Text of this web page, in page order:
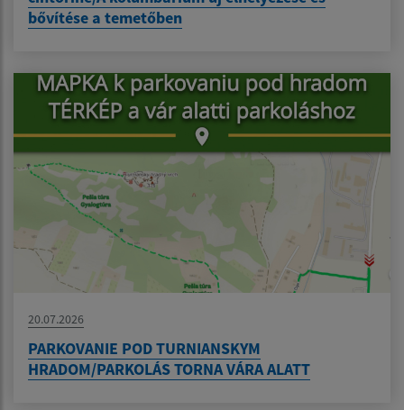
bővítése a temetőben
20.07.2026
PARKOVANIE POD TURNIANSKYM
HRADOM/PARKOLÁS TORNA VÁRA ALATT